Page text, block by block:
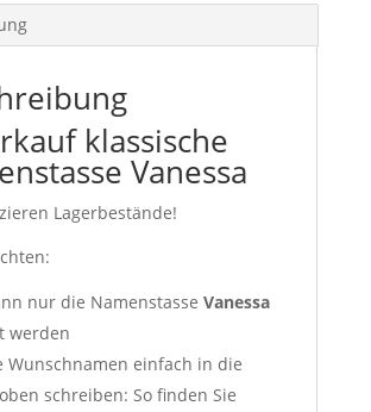
klassische
Vanessa
Lagerbestände!
nur die Namenstasse Vanessa
werden
Wunschnamen einfach in die
schreiben: So finden Sie